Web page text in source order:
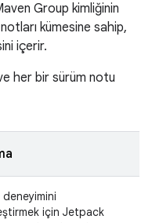
Group kimliğinin
kümesine sahip,
içerir.
her bir sürüm notu
deneyimini
için Jetpack